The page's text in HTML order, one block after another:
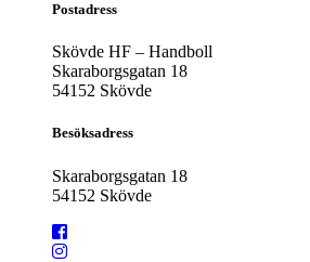
Postadress
Skövde HF – Handboll
Skaraborgsgatan 18
54152 Skövde
Besöksadress
Skaraborgsgatan 18
54152 Skövde